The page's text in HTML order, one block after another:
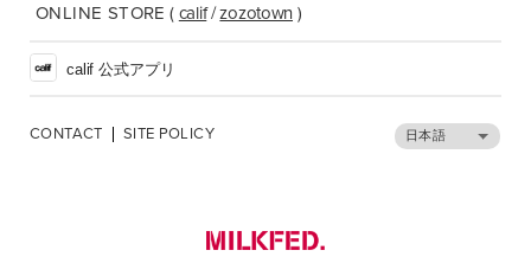
ONLINE STORE ( calif/zozotown )
calif 公式アプリ
CONTACT SITE POLICY 日本語